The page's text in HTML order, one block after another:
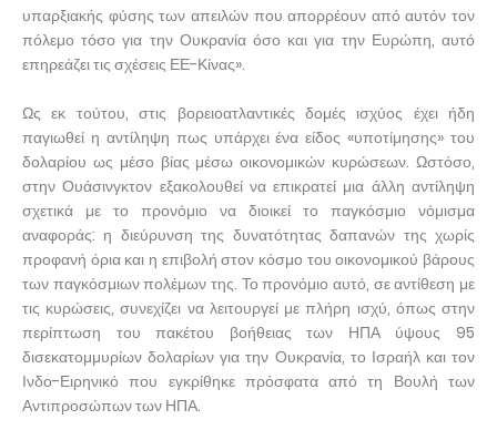
υπαρξιακής φύσης των απειλών που απορρέουν από αυτόν τον
πόλεμο τόσο για την Ουκρανία όσο και για την Ευρώπη, αυτό
επηρεάζει τις σχέσεις ΕΕ-Κίνας».
Ως εκ τούτου, στις βορειοατλαντικές δομές ισχύος έχει ήδη
παγιωθεί η αντίληψη πως υπάρχει ένα είδος «υποτίμησης» του
δολαρίου ως μέσο βίας μέσω οικονομικών κυρώσεων. Ωστόσο,
στην Ουάσινγκτον εξακολουθεί να επικρατεί μια άλλη αντίληψη
σχετικά με το προνόμιο να διοικεί το παγκόσμιο νόμισμα
αναφοράς: η διεύρυνση της δυνατότητας δαπανών της χωρίς
προφανή όρια και η επιβολή στον κόσμο του οικονομικού βάρους
των παγκόσμιων πολέμων της. Το προνόμιο αυτό, σε αντίθεση με
τις κυρώσεις, συνεχίζει να λειτουργεί με πλήρη ισχύ, όπως στην
περίπτωση του πακέτου βοήθειας των ΗΠΑ ύψους 95
δισεκατομμυρίων δολαρίων για την Ουκρανία, το Ισραήλ και τον
Ινδο-Ειρηνικό που εγκρίθηκε πρόσφατα από τη Βουλή των
Αντιπροσώπων των ΗΠΑ.